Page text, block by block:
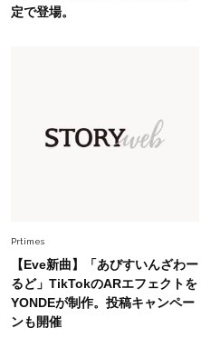
Fashion 2026.7.25
定で登場。
Prtimes
【Eve新曲】「あびすいんざわー
るど」TikTokのARエフェクトを
YONDEが制作。投稿キャンペー
ンも開催